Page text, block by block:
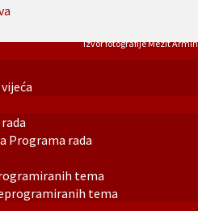
Programa rada
tema
tema
Izvor fotografije Mezit Armin